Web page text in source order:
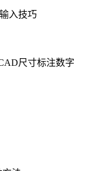
入技巧
尺寸标注数字